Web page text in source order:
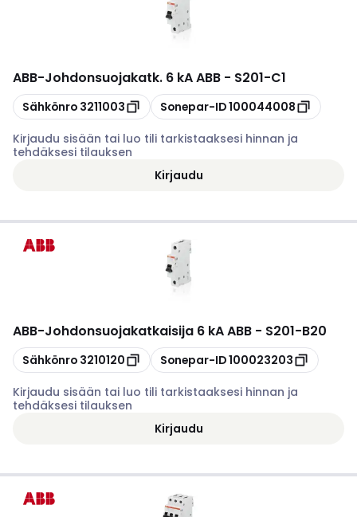
ABB-Johdonsuojakatk. 6 kA ABB - S201-C1
Kopioi
Sähkönro 3211003 Kopioi
Sonepar-ID100044008
Kirjaudu sisään tai luo tili tarkistaaksesi hinnan ja
tehdäksesi tilauksen
Kirjaudu
ABB-Johdonsuojakatkaisija 6 kA ABB - S201-B20
Kopioi
Sähkönro 3210120 Kopioi
Sonepar-ID100023203
Kirjaudu sisään tai luo tili tarkistaaksesi hinnan ja
tehdäksesi tilauksen
Kirjaudu